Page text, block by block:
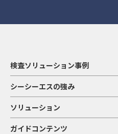
検査ソリューション事例
シーシーエスの強み
ソリューション
ガイドコンテンツ